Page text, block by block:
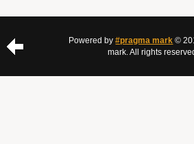
Powered by#pragma mark ©
mark. All rights